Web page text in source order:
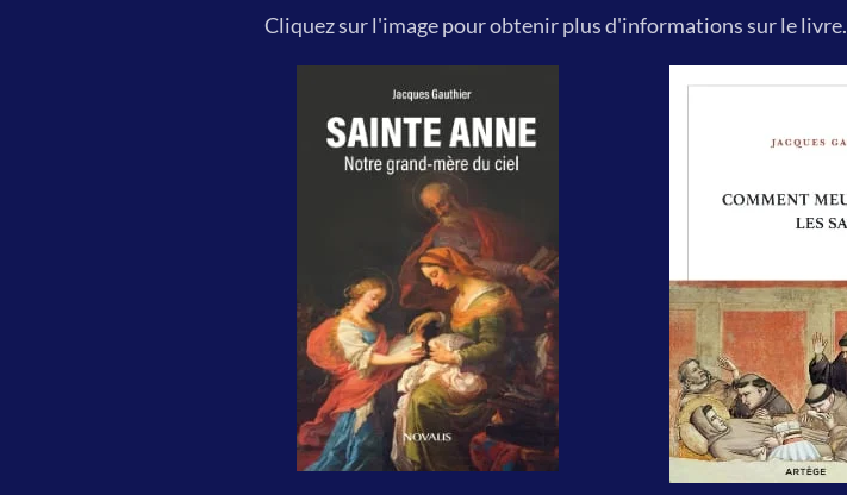
Cliquez sur l'image pour obtenir plus d'informations sur le livre.